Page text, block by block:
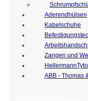
Aderendhülsen
Kabelschuhe
Zangen und
ABB - Thomas